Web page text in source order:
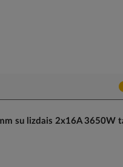
su lizdais 2x16A 3650W